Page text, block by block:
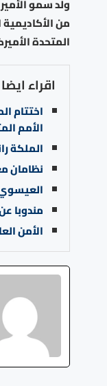
المتحدة الأميركية
اقراء ايضا
اختتام
الأمم
الملكة
نظامان
العيسوي
مندوبا
الأمن